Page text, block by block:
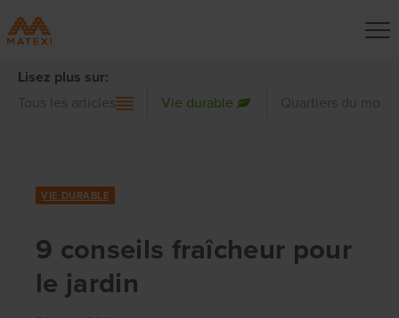
Lisez plus sur:
Tous les articles
Vie durable Quartiers du
VIE DURABLE
9 conseils fraîcheur pour
le jardin